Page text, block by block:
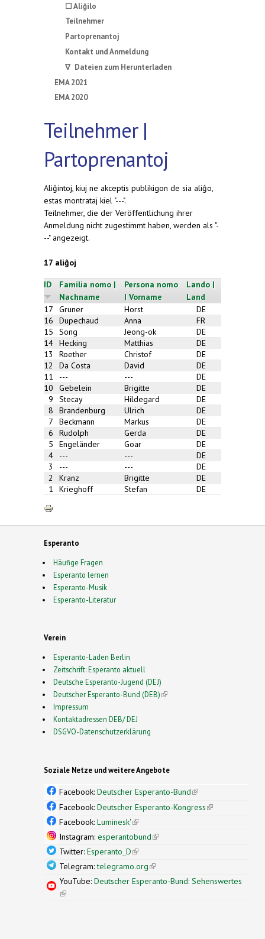
☐ Aliĝilo
Teilnehmer
Partoprenantoj
Kontakt und Anmeldung
∇ Dateien zum Herunterladen
EMA 2021
EMA 2020
Teilnehmer |
Partoprenantoj
Aliĝintoj, kiuj ne akceptis publikigon de sia aliĝo,
estas montrataj kiel "---".
Teilnehmer, die der Veröffentlichung ihrer
Anmeldung nicht zugestimmt haben, werden als "-
--" angezeigt.
17 aliĝoj
ID
Familia nomo |
Nachname
Persona nomo
| Vorname
Lando |
Land
17
Gruner Horst
DE
16
Dupechaud Anna
FR
15
Song Jeong-ok
DE
14 Hecking Matthias
DE
13
Roether Christof
DE
12
Da Costa David
DE
11
--- ---
DE
10
Gebelein Brigitte
DE
9
Stecay Hildegard
DE
8
Brandenburg Ulrich
DE
7
Beckmann Markus
DE
6
Rudolph Gerda
DE
5
Engeländer Goar
DE
4
--- ---
DE
3
--- ---
DE
2
Kranz Brigitte
DE
1
Krieghoff Stefan DE
Esperanto
Häufige Fragen
Esperanto lernen
Esperanto-Musik
Esperanto-Literatur
Verein
Esperanto-Laden Berlin
Zeitschrift: Esperanto aktuell
Deutsche Esperanto-Jugend (DEJ)
Deutscher Esperanto-Bund (DEB)(link is external)
Impressum
Kontaktadressen DEB/ DEJ
DSGVO-Datenschutzerklärung
Soziale Netze und weitere Angebote
Facebook: Deutscher Esperanto-Bund(link is
external)
Facebook: Deutscher Esperanto-Kongress(link is
Facebook: Luminesk'(link is external)
Instagram: esperantobund(link is external)
Twitter: Esperanto_D(link is external)
Telegram:telegramo.org(link is external)
YouTube: Deutscher Esperanto-Bund: Sehenswertes
(link is external)